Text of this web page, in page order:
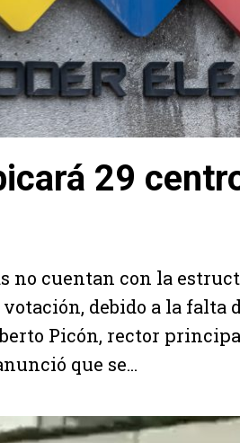
29
no cuentan con la
debido a la falta
Picón, rector
que se...